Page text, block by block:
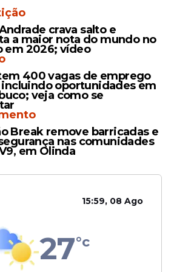
em vigor depois de 180
e o Ministério da
para regulamentar o
Campos (PSB-PE)
irmão com síndrome de
em clínica com convênio
crava salto e
a maior nota do mundo no
em 2026; vídeo
400 vagas de emprego
incluindo oportunidades em
veja como se
Break remove barricadas e
nas comunidades
em Olinda
15:59, 08 Ago
27°c